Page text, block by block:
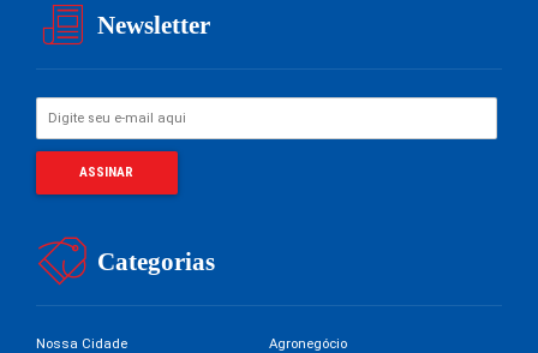
Newsletter
Categorias
Nossa Cidade Agronegócio